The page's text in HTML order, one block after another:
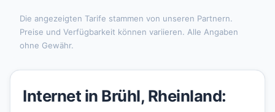
Die angezeigten Tarife stammen von unseren Partnern.
Preise und Verfügbarkeit können variieren. Alle Angaben
ohne Gewähr.
Internet in Brühl, Rheinland: